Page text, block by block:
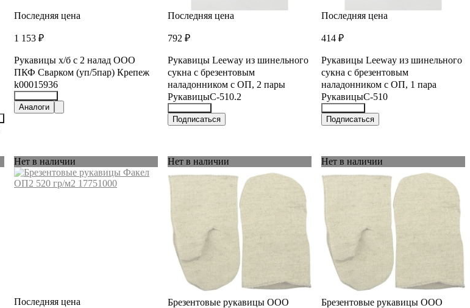
Последняя цена
1 153 ₽
Рукавицы х/б с 2 налад ООО
ПКФ Сварком (уп/5пар) Крепеж
k00015936
39375910
Аналоги
Последняя цена
792 ₽
Рукавицы Leeway из шинельного
сукна с брезентовым
наладонником с ОП, 2 пары
РукавицыС-510.2
36344652
Подписаться
Последняя цена
414 ₽
Рукавицы Leeway из шинельного
сукна с брезентовым
наладонником с ОП, 1 пара
РукавицыС-510
36344616
Подписаться
Нет в наличии
Последняя цена
Нет в наличии
Брезентовые рукавицы ООО
Нет в наличии
Брезентовые рукавицы ООО